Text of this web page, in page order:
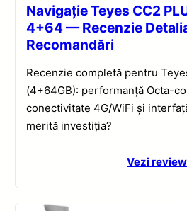
Navigație Teyes CC2
4+64 — Recenzie
Recomandări
Recenzie completă pentru
(4+64GB): performanță Octa-
conectivitate 4G/WiFi și
merită investiția?
Vezi